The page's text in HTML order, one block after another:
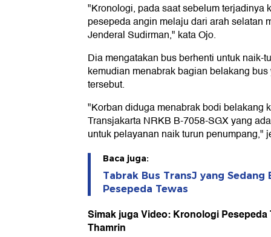
"Kronologi, pada saat sebelum terjadinya
pesepeda angin melaju dari arah selatan
Jenderal Sudirman," kata Ojo.
Dia mengatakan bus berhenti untuk naik-
kemudian menabrak bagian belakang
tersebut.
"Korban diduga menabrak bodi belakang
Transjakarta NRKB B-7058-SGX yang
untuk pelayanan naik turun penumpang,"
Baca juga:
Tabrak Bus TransJ yang
Pesepeda Tewas
Simak juga Video: Kronologi
Thamrin